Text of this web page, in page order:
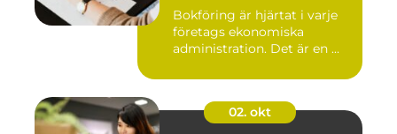
Bokföring är hjärtat i varje
företags ekonomiska
administration. Det är en ...
02. okt